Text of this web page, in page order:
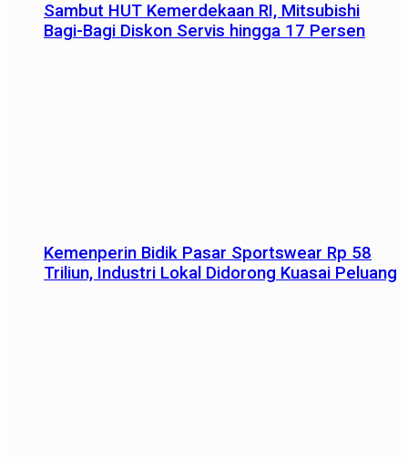
Sambut HUT Kemerdekaan RI, Mitsubishi
Bagi-Bagi Diskon Servis hingga 17 Persen
Kemenperin Bidik Pasar Sportswear Rp 58
Triliun, Industri Lokal Didorong Kuasai Peluang